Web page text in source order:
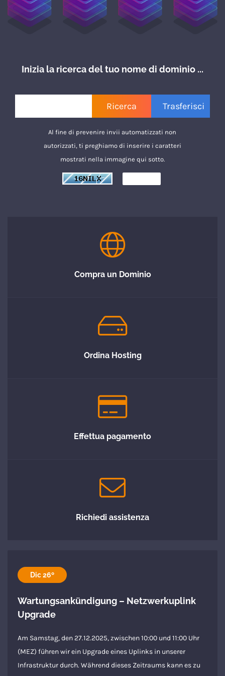
Inizia la ricerca del tuo nome di dominio ...
Al fine di prevenire invii automatizzati non
autorizzati, ti preghiamo di inserire i caratteri
mostrati nella immagine qui sotto.
Compra un Dominio
Ordina Hosting
Effettua pagamento
Richiedi assistenza
Dic 26º
Wartungsankündigung – Netzwerkuplink
Upgrade
Am Samstag, den 27.12.2025, zwischen 10:00 und 11:00 Uhr
(MEZ) führen wir ein Upgrade eines Uplinks in unserer
Infrastruktur durch. Während dieses Zeitraums kann es zu